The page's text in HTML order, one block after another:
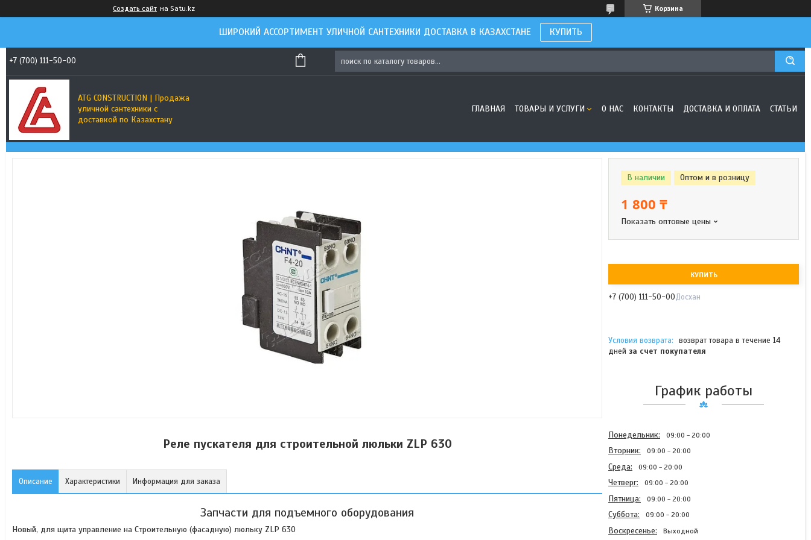
Создать сайт на Satu.kz Корзина
ШИРОКИЙ АССОРТИМЕНТ УЛИЧНОЙ САНТЕХНИКИ ДОСТАВКА В КАЗАХСТАНЕ КУПИТЬ
+7 (700) 111-50-00
ATG CONSTRUCTION | Продажа
уличной сантехники с
доставкой по Казахстану
ГЛАВНАЯ ТОВАРЫ И УСЛУГИ О НАС КОНТАКТЫ ДОСТАВКА И ОПЛАТА СТАТЬИ
Реле пускателя для строительной люльки ZLP 630
Описание Характеристики Информация для заказа
Запчасти для подъемного оборудования
Новый, для щита управление на Строительную (фасадную) люльку ZLP 630
В наличии Оптом и в розницу
1 800 ₸
Показать оптовые цены
КУПИТЬ
+7 (700) 111-50-00Досхан
возврат товара в течение 14
дней за счет покупателя
График работы
Понедельник 09:00 20:00
Вторник 09:00 20:00
Среда 09:00 20:00
Четверг 09:00 20:00
Пятница 09:00 20:00
Суббота 09:00 20:00
Воскресенье Выходной